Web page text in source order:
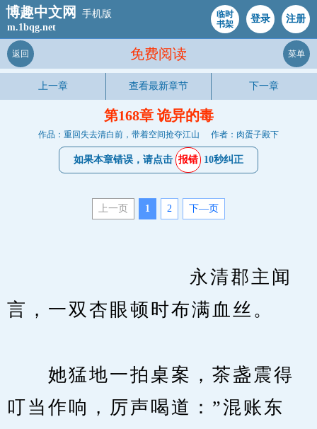
博趣中文网
手机版
m.1bqg.net
临时
书架
登录 注册
免费阅读
返回 菜单
上一章 查看最新章节 下一章
第168章 诡异的毒
作品：重回失去清白前，带着空间抢夺江山 作者：肉蛋子殿下
如果本章错误，请点击 报错 10秒纠正
上一页 1 2 下—页
永清郡主闻
言，一双杏眼顿时布满血丝。
她猛地一拍桌案，茶盏震得
叮当作响，厉声喝道：”混账东